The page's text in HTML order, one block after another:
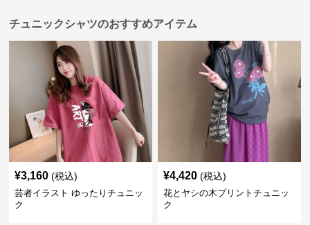
チュニックシャツのおすすめアイテム
¥3,160 (税込)
芸者イラスト ゆったりチュニッ
ク
¥4,420 (税込)
花とヤシの木プリントチュニッ
ク